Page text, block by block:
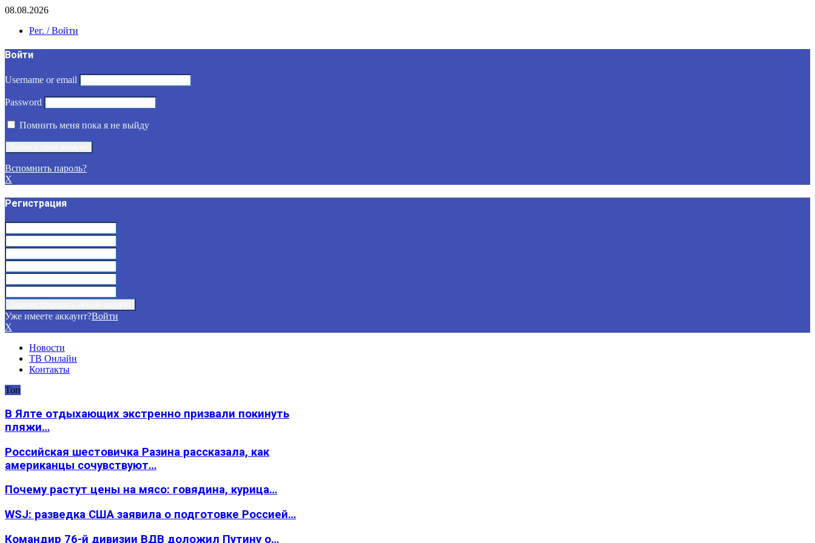
08.08.2026
Рег. / Войти
Войти
Username or email
Password
Помнить меня пока я не выйду
Вспомнить пароль?
X
Регистрация
Уже имеете аккаунт?Войти
X
Новости
ТВ Онлайн
Контакты
Топ
В Ялте отдыхающих экстренно призвали покинуть
пляжи…
Российская шестовичка Разина рассказала, как
американцы сочувствуют…
Почему растут цены на мясо: говядина, курица…
WSJ: разведка США заявила о подготовке Россией…
Командир 76-й дивизии ВДВ доложил Путину о…